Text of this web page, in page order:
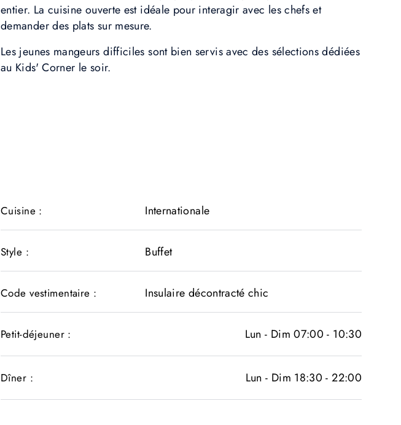
entier. La cuisine ouverte est idéale pour interagir avec les chefs et
demander des plats sur mesure.
Les jeunes mangeurs difficiles sont bien servis avec des sélections dédiées
au Kids' Corner le soir.
Cuisine : Internationale
Style : Buffet
Code vestimentaire : Insulaire décontracté chic
Petit-déjeuner : Lun - Dim 07:00 - 10:30
Dîner : Lun - Dim 18:30 - 22:00